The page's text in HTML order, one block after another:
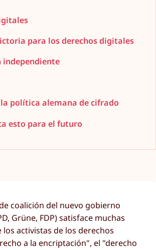
para los derechos digitales
independiente
política alemana de cifrado
esto para el futuro
coalición del nuevo gobierno
Grüne, FDP) satisface muchas
los activistas de los derechos
a la encriptación", el "derecho